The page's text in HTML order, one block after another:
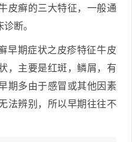
皮癣的三大特征，一般通
断。
早期症状之皮疹特征牛皮
，主要是红斑，鳞屑，有
期多由于感冒或其他因素
法辨别，所以早期往往不